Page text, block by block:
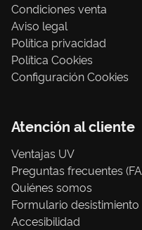
Condiciones venta
Aviso legal
Política privacidad
Política Cookies
Configuración Cookies
Atención al cliente
Ventajas UV
Preguntas frecuentes
Quiénes somos
Formulario desistimiento
Accesibilidad